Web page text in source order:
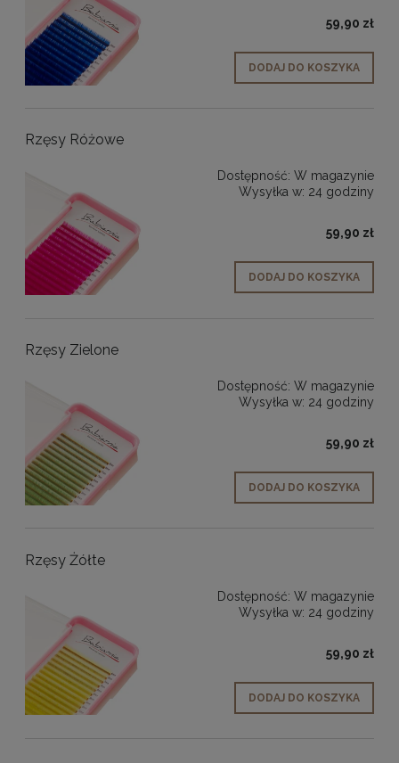
59,90 zł
DODAJ DO KOSZYKA
Rzęsy Różowe
Dostępność: W magazynie
Wysyłka w: 24 godziny
59,90 zł
DODAJ DO KOSZYKA
Rzęsy Zielone
Dostępność: W magazynie
Wysyłka w: 24 godziny
59,90 zł
DODAJ DO KOSZYKA
Rzęsy Żółte
Dostępność: W magazynie
Wysyłka w: 24 godziny
59,90 zł
DODAJ DO KOSZYKA